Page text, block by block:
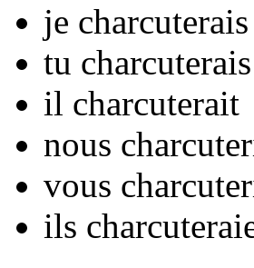
je charcuterais
tu charcuterais
il charcuterait
nous charcuter
vous charcuter
ils charcuter